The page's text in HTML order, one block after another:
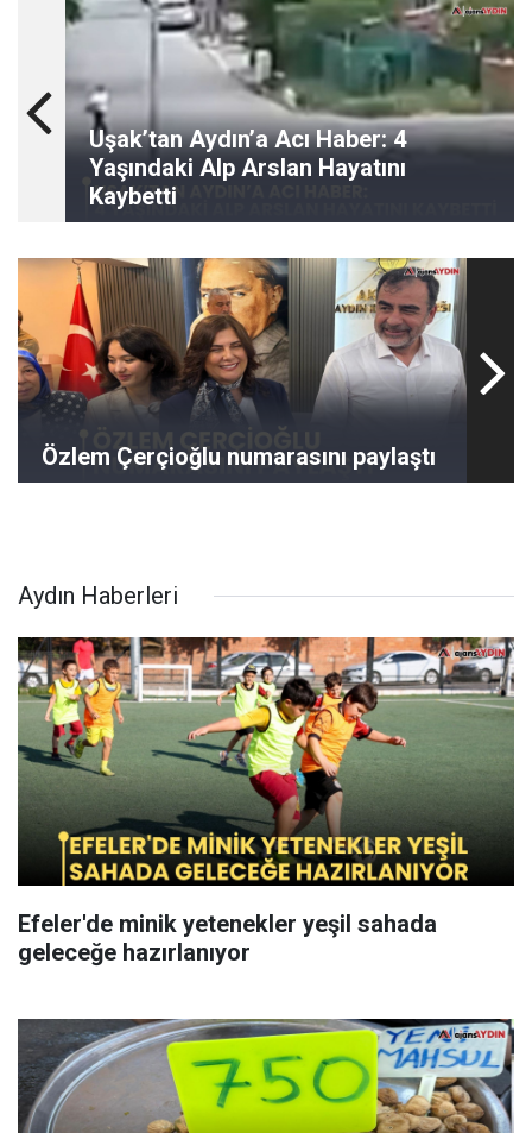
Uşak’tan Aydın’a Acı Haber: 4
Yaşındaki Alp Arslan Hayatını
Kaybetti
Özlem Çerçioğlu numarasını paylaştı
Aydın Haberleri
Efeler'de minik yetenekler yeşil sahada
geleceğe hazırlanıyor